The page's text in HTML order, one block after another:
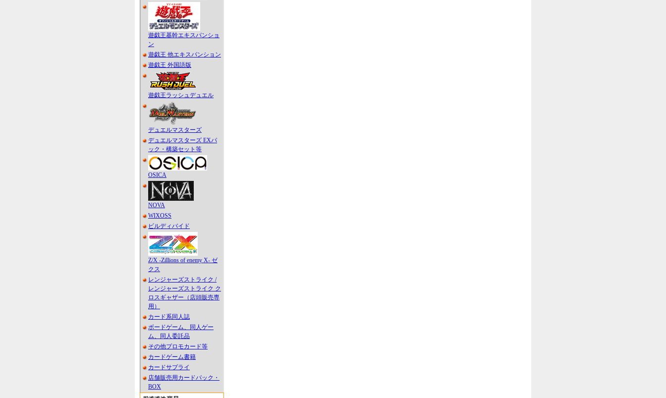
遊戯王基幹エキスパンショ
ン
遊戯王 他エキスパンション
遊戯王 外国語版
遊戯王ラッシュデュエル
デュエルマスターズ
デュエルマスターズ EXパ
ック・構築セット等
OSICA
NOVA
WIXOSS
ビルディバイド
Z/X -Zillions of enemy X- ゼ
クス
レンジャーズストライク /
レンジャーズストライク ク
ロスギャザー（店頭販売専
用）
カード系同人誌
ボードゲーム、同人ゲー
ム、同人委託品
その他プロモカード等
カードゲーム書籍
カードサプライ
店舗販売用カードパック・
BOX